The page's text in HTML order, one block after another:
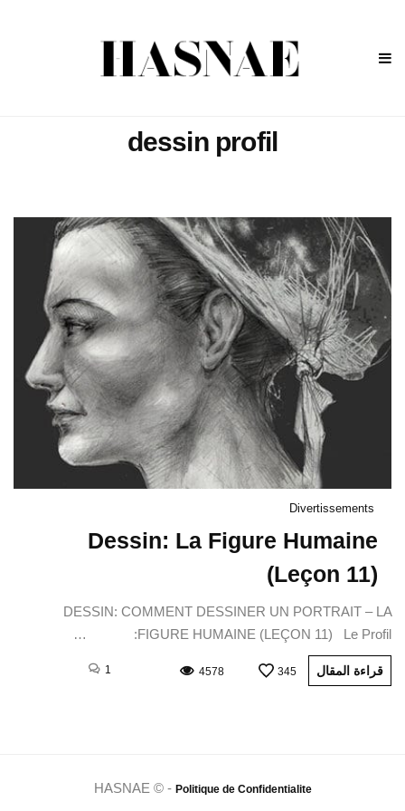
dessin profil
Divertissements
Dessin: La Figure Humaine
(Leçon 11)
DESSIN: COMMENT DESSINER UN PORTRAIT – LA
FIGURE HUMAINE (LEÇON 11) Le Profil: …
قراءة المقال 345
4578
1
HASNAE © - Politique de Confidentialite